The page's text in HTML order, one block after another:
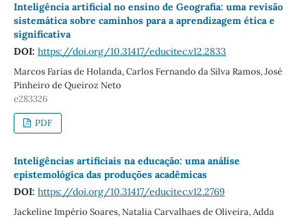
Inteligência artificial no ensino de Geografia: uma revisão
sistemática sobre caminhos para a aprendizagem ética e
significativa
DOI: https://doi.org/10.31417/educitec.v12.2833
Marcos Farias de Holanda, Carlos Fernando da Silva Ramos, José
Pinheiro de Queiroz Neto
e283326
PDF
Inteligências artificiais na educação: uma análise
epistemológica das produções acadêmicas
DOI: https://doi.org/10.31417/educitec.v12.2769
Jackeline Império Soares, Natalia Carvalhaes de Oliveira, Adda